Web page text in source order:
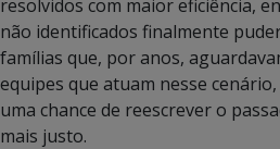
resolvidos com maior eficiência,
não identificados finalmente
famílias que, por anos,
equipes que atuam nesse
uma chance de reescrever o
mais justo.